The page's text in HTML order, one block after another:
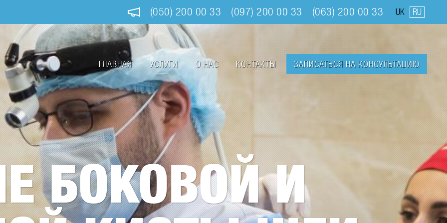
(050) 200 00 33 (097) 200 00 33 (063) 200 00 33 UK RU
Main
navigation
ГЛАВНАЯ УСЛУГИ О НАС КОНТАКТЫ ЗАПИСАТЬСЯ НА КОНСУЛЬТАЦИЮ
БОКОВОЙ И